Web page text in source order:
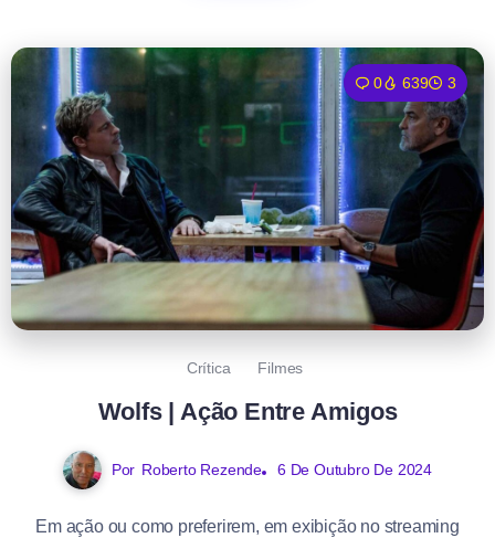
0 639 3
Crítica Filmes
Wolfs | Ação Entre Amigos
Por Roberto Rezende 6 De Outubro De 2024
Em ação ou como preferirem, em exibição no streaming